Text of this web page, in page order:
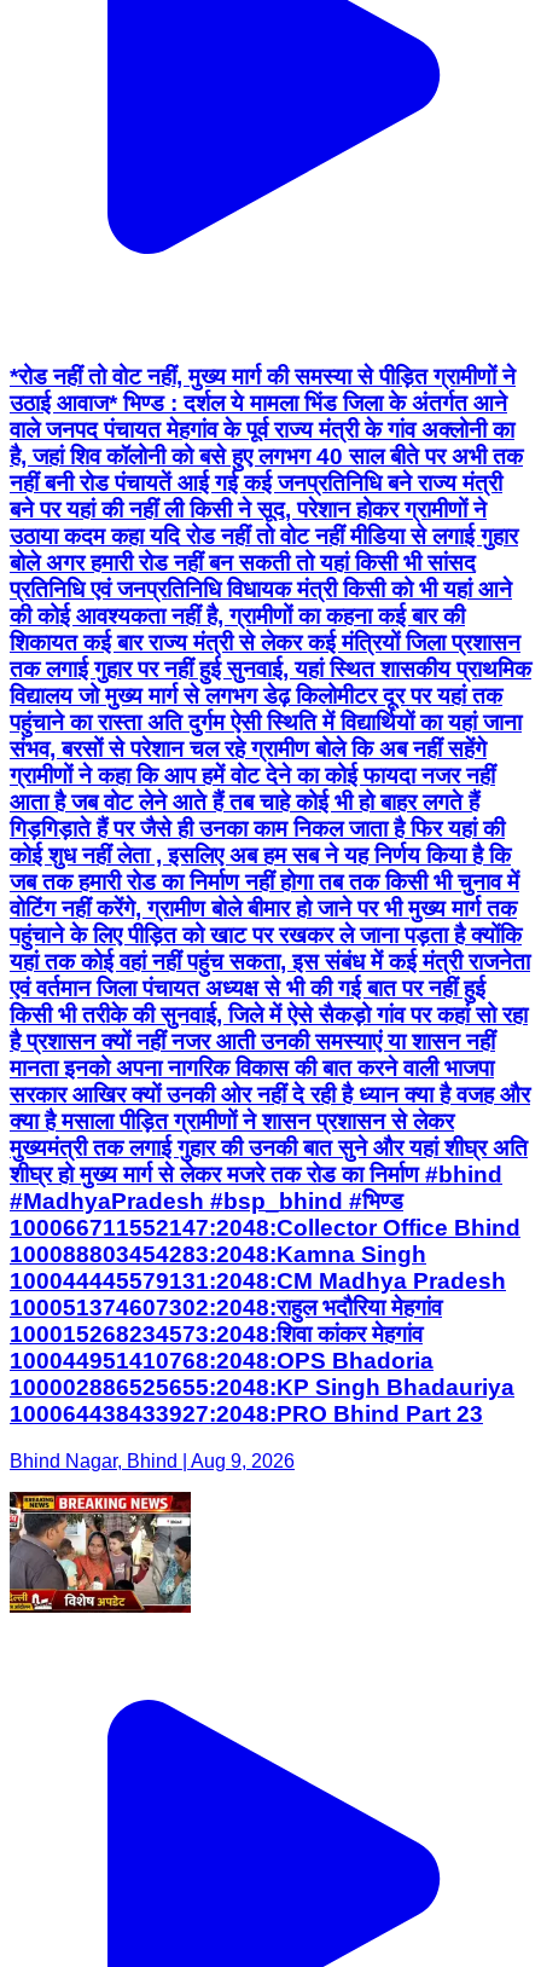
*रोड नहीं तो वोट नहीं, मुख्य मार्ग की समस्या से पीड़ित ग्रामीणों ने
उठाई आवाज* भिण्ड : दर्शल ये मामला भिंड जिला के अंतर्गत आने
वाले जनपद पंचायत मेहगांव के पूर्व राज्य मंत्री के गांव अक्लोनी का
है, जहां शिव कॉलोनी को बसे हुए लगभग 40 साल बीते पर अभी तक
नहीं बनी रोड पंचायतें आई गई कई जनप्रतिनिधि बने राज्य मंत्री
बने पर यहां की नहीं ली किसी ने सूद, परेशान होकर ग्रामीणों ने
उठाया कदम कहा यदि रोड नहीं तो वोट नहीं मीडिया से लगाई गुहार
बोले अगर हमारी रोड नहीं बन सकती तो यहां किसी भी सांसद
प्रतिनिधि एवं जनप्रतिनिधि विधायक मंत्री किसी को भी यहां आने
की कोई आवश्यकता नहीं है, ग्रामीणों का कहना कई बार की
शिकायत कई बार राज्य मंत्री से लेकर कई मंत्रियों जिला प्रशासन
तक लगाई गुहार पर नहीं हुई सुनवाई, यहां स्थित शासकीय प्राथमिक
विद्यालय जो मुख्य मार्ग से लगभग डेढ़ किलोमीटर दूर पर यहां तक
पहुंचाने का रास्ता अति दुर्गम ऐसी स्थिति में विद्यार्थियों का यहां जाना
संभव, बरसों से परेशान चल रहे ग्रामीण बोले कि अब नहीं सहेंगे
ग्रामीणों ने कहा कि आप हमें वोट देने का कोई फायदा नजर नहीं
आता है जब वोट लेने आते हैं तब चाहे कोई भी हो बाहर लगते हैं
गिड़गिड़ाते हैं पर जैसे ही उनका काम निकल जाता है फिर यहां की
कोई शुध नहीं लेता , इसलिए अब हम सब ने यह निर्णय किया है कि
जब तक हमारी रोड का निर्माण नहीं होगा तब तक किसी भी चुनाव में
वोटिंग नहीं करेंगे, ग्रामीण बोले बीमार हो जाने पर भी मुख्य मार्ग तक
पहुंचाने के लिए पीड़ित को खाट पर रखकर ले जाना पड़ता है क्योंकि
यहां तक कोई वहां नहीं पहुंच सकता, इस संबंध में कई मंत्री राजनेता
एवं वर्तमान जिला पंचायत अध्यक्ष से भी की गई बात पर नहीं हुई
किसी भी तरीके की सुनवाई, जिले में ऐसे सैकड़ो गांव पर कहां सो रहा
है प्रशासन क्यों नहीं नजर आती उनकी समस्याएं या शासन नहीं
मानता इनको अपना नागरिक विकास की बात करने वाली भाजपा
सरकार आखिर क्यों उनकी ओर नहीं दे रही है ध्यान क्या है वजह और
क्या है मसाला पीड़ित ग्रामीणों ने शासन प्रशासन से लेकर
मुख्यमंत्री तक लगाई गुहार की उनकी बात सुने और यहां शीघ्र अति
शीघ्र हो मुख्य मार्ग से लेकर मजरे तक रोड का निर्माण #bhind
#MadhyaPradesh #bsp_bhind #भिण्ड
100066711552147:2048:Collector Office Bhind
100088803454283:2048:Kamna Singh
100044445579131:2048:CM Madhya Pradesh
100051374607302:2048:राहुल भदौरिया मेहगांव
100015268234573:2048:शिवा कांकर मेहगांव
100044951410768:2048:OPS Bhadoria
100002886525655:2048:KP Singh Bhadauriya
100064438433927:2048:PRO Bhind Part 23
Bhind Nagar, Bhind | Aug 9, 2026